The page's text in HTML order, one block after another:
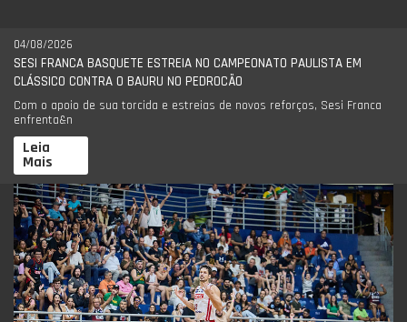
04/08/2026
SESI FRANCA BASQUETE ESTREIA NO CAMPEONATO PAULISTA EM
CLÁSSICO CONTRA O BAURU NO PEDROCÃO
Com o apoio de sua torcida e estreias de novos reforços, Sesi Franca
enfrenta&n
Leia
Mais